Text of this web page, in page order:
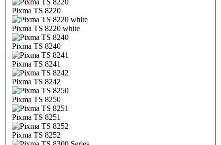
Pixma TS 8220
Pixma TS 8220 white
Pixma TS 8240
Pixma TS 8241
Pixma TS 8242
Pixma TS 8250
Pixma TS 8251
Pixma TS 8252